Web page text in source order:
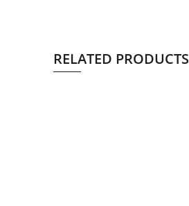
RELATED PRODUCTS